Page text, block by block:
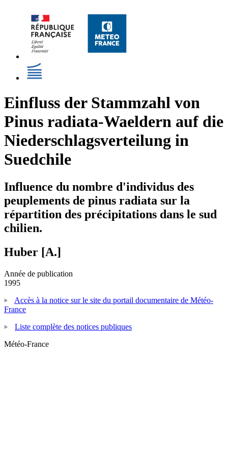
Einfluss der Stammzahl von
Pinus radiata-Waeldern auf die
Niederschlagsverteilung in
Suedchile
Influence du nombre d'individus des
peuplements de pinus radiata sur la
répartition des précipitations dans le sud
chilien.
Huber [A.]
Année de publication
1995
Accès à la notice sur le site du portail documentaire de Météo-
France
Liste complète des notices publiques
Météo-France